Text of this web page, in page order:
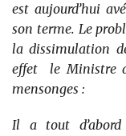
est aujourd’hui
son terme. Le
la dissimulation
effet le Ministre a
mensonges :
Il a tout d’abord